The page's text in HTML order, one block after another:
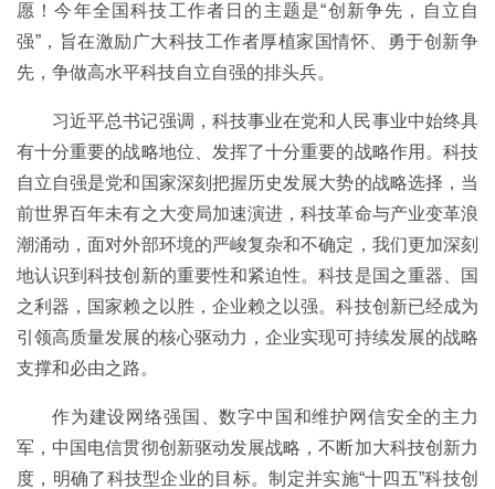
愿！今年全国科技工作者日的主题是“创新争先，自立自
强”，旨在激励广大科技工作者厚植家国情怀、勇于创新争
先，争做高水平科技自立自强的排头兵。
习近平总书记强调，科技事业在党和人民事业中始终具
有十分重要的战略地位、发挥了十分重要的战略作用。科技
自立自强是党和国家深刻把握历史发展大势的战略选择，当
前世界百年未有之大变局加速演进，科技革命与产业变革浪
潮涌动，面对外部环境的严峻复杂和不确定，我们更加深刻
地认识到科技创新的重要性和紧迫性。科技是国之重器、国
之利器，国家赖之以胜，企业赖之以强。科技创新已经成为
引领高质量发展的核心驱动力，企业实现可持续发展的战略
支撑和必由之路。
作为建设网络强国、数字中国和维护网信安全的主力
军，中国电信贯彻创新驱动发展战略，不断加大科技创新力
度，明确了科技型企业的目标。制定并实施“十四五”科技创